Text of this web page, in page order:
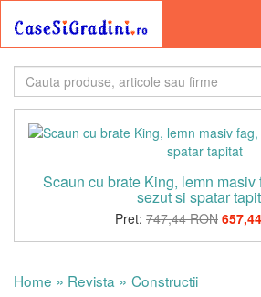
Scaun cu brate King, lemn masiv
sezut si spatar
Pret: 747,44 RON
Home » Revista » Constructii